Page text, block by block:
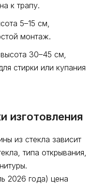
к трапу.
5–15 см,
монтаж.
30–45 см,
стирки или купания
изготовления
из стекла зависит
типа открывания,
2026 года) цена